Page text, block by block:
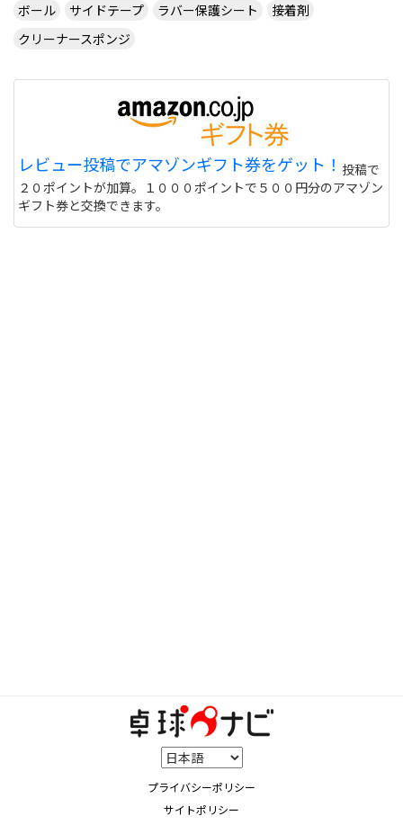
ボール
サイドテープ ラバー保護シート
接着剤
クリーナースポンジ
レビュー投稿でアマゾンギフト券をゲット！ 投稿で
２０ポイントが加算。１０００ポイントで５００円分のアマゾン
ギフト券と交換できます。
プライバシーポリシー
サイトポリシー